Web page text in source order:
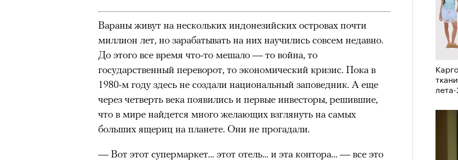
Вараны живут на нескольких индонезийских островах почти
миллион лет, но зарабатывать на них научились совсем недавно.
До этого все время что-то мешало — то война, то
государственный переворот, то экономический кризис. Пока в
1980-м году здесь не создали национальный заповедник. А еще
через четверть века появились и первые инвесторы, решившие,
что в мире найдется много желающих взглянуть на самых
больших ящериц на планете. Они не прогадали.
— Вот этот супермаркет... этот отель... и эта контора... — все это
Адресованный европейцам
добросердечный призыв
точно не будет лишним в
дни очередного обострения
мигрантского кризиса.